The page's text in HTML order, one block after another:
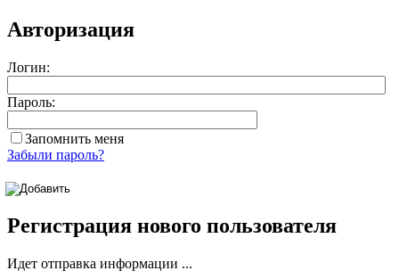
Авторизация
Логин:
Пароль:
Запомнить меня
Забыли пароль?
Регистрация нового пользователя
Идет отправка информации ...